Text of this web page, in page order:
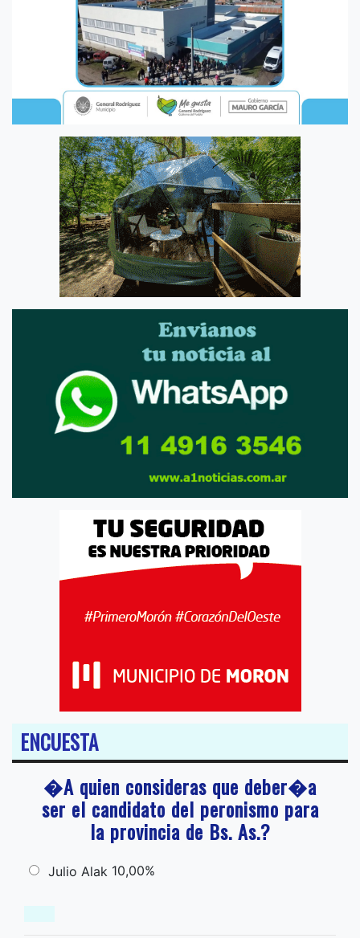
ENCUESTA
�A quien consideras que deber�a
ser el candidato del peronismo para
la provincia de Bs. As.?
Julio Alak 10,00%